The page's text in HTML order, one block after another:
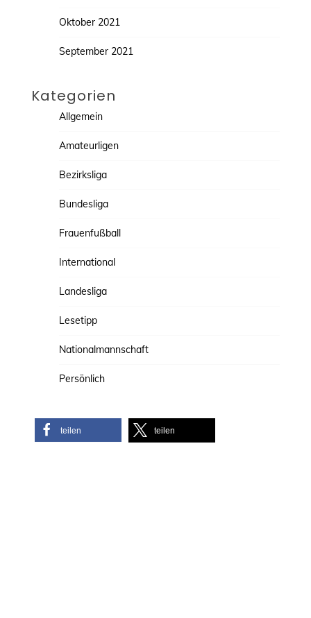
Oktober 2021
September 2021
Kategorien
Allgemein
Amateurligen
Bezirksliga
Bundesliga
Frauenfußball
International
Landesliga
Lesetipp
Nationalmannschaft
Persönlich
teilen teilen